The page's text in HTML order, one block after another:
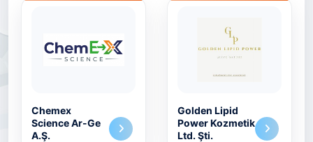
Chemex
Science Ar-Ge
A.Ş.
Golden Lipid
Power Kozmetik
Ltd. Şti.